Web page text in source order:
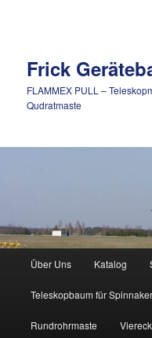
Frick
FLAMMEX PULL –
Qudratmaste
HauptmenüÜber Uns Katalog
Teleskopbaum für
Rundrohrmaste